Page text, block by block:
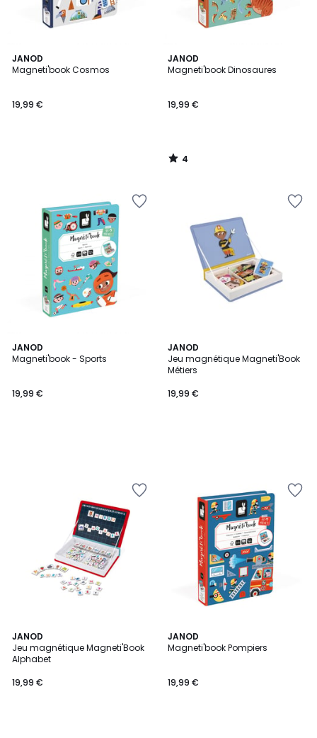
JANOD
Magneti'book Cosmos
19,99 €
JANOD
Magneti'book Dinosaures
19,99 €
4
/
4
/
JANOD
Magneti'book - Sports
19,99 €
JANOD
Jeu magnétique Magneti'Book
Métiers
19,99 €
JANOD
Jeu magnétique Magneti'Book
Alphabet
19,99 €
JANOD
Magneti'book Pompiers
19,99 €